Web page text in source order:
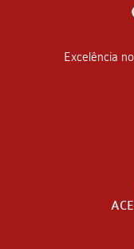
Excelência